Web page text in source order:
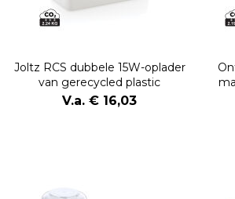
Joltz RCS dubbele 15W-oplader
van gerecycled plastic
V.a. € 16,03